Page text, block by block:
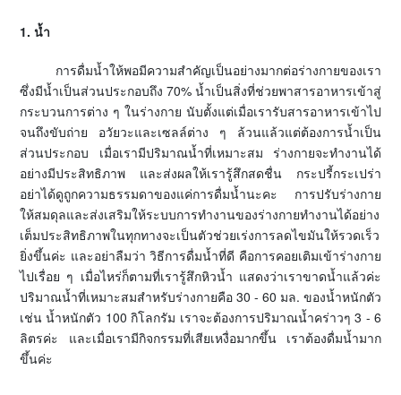
1. น้ำ
การดื่มน้ำให้พอมีความสำคัญเป็นอย่างมากต่อร่างกายของเรา
ซึ่งมีน้ำเป็นส่วนประกอบถึง 70% น้ำเป็นสิ่งที่ช่วยพาสารอาหารเข้าสู่
กระบวนการต่าง ๆ ในร่างกาย นับตั้งแต่เมื่อเรารับสารอาหารเข้าไป
จนถึงขับถ่าย อวัยวะและเซลล์ต่าง ๆ ล้วนแล้วแต่ต้องการน้ำเป็น
ส่วนประกอบ เมื่อเรามีปริมาณน้ำที่เหมาะสม ร่างกายจะทำงานได้
อย่างมีประสิทธิภาพ และส่งผลให้เรารู้สึกสดชื่น กระปรี้กระเปร่า
อย่าได้ดูถูกความธรรมดาของแค่การดื่มน้ำนะคะ การปรับร่างกาย
ให้สมดุลและส่งเสริมให้ระบบการทำงานของร่างกายทำงานได้อย่าง
เต็มประสิทธิภาพในทุกทางจะเป็นตัวช่วยเร่งการลดไขมันให้รวดเร็ว
ยิ่งขึ้นค่ะ และอย่าลืมว่า วิธีการดื่มน้ำที่ดี คือการคอยเติมเข้าร่างกาย
ไปเรื่อย ๆ เมื่อไหร่ก็ตามที่เรารู้สึกหิวน้ำ แสดงว่าเราขาดน้ำแล้วค่ะ
ปริมาณน้ำที่เหมาะสมสำหรับร่างกายคือ 30 - 60 มล. ของน้ำหนักตัว
เช่น น้ำหนักตัว 100 กิโลกรัม เราจะต้องการปริมาณน้ำคร่าวๆ 3 - 6
ลิตรค่ะ และเมื่อเรามีกิจกรรมที่เสียเหงื่อมากขึ้น เราต้องดื่มน้ำมาก
ขึ้นค่ะ